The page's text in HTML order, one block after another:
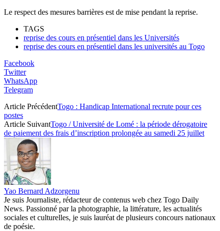
Le respect des mesures barrières est de mise pendant la reprise.
TAGS
reprise des cours en présentiel dans les Universités
reprise des cours en présentiel dans les universités au Togo
Facebook
Twitter
WhatsApp
Telegram
Article PrécédentTogo : Handicap International recrute pour ces
postes
Article SuivantTogo / Université de Lomé : la période dérogatoire
de paiement des frais d’inscription prolongée au samedi 25 juillet
Yao Bernard Adzorgenu
Je suis Journaliste, rédacteur de contenus web chez Togo Daily
News. Passionné par la photographie, la littérature, les actualités
sociales et culturelles, je suis lauréat de plusieurs concours nationaux
de poésie.